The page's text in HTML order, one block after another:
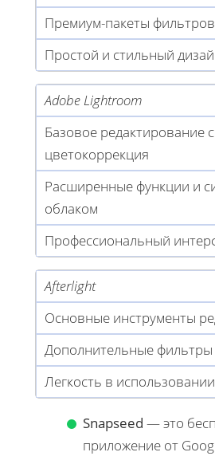
Премиум-пакеты фильтров
Простой и стильный
Adobe Lightroom
Базовое редактирование
цветокоррекция
Расширенные функции и
облаком
Профессиональный
Afterlight
Основные инструменты
Дополнительные фильтры
Легкость в использовании
Snapseed — это
приложение от